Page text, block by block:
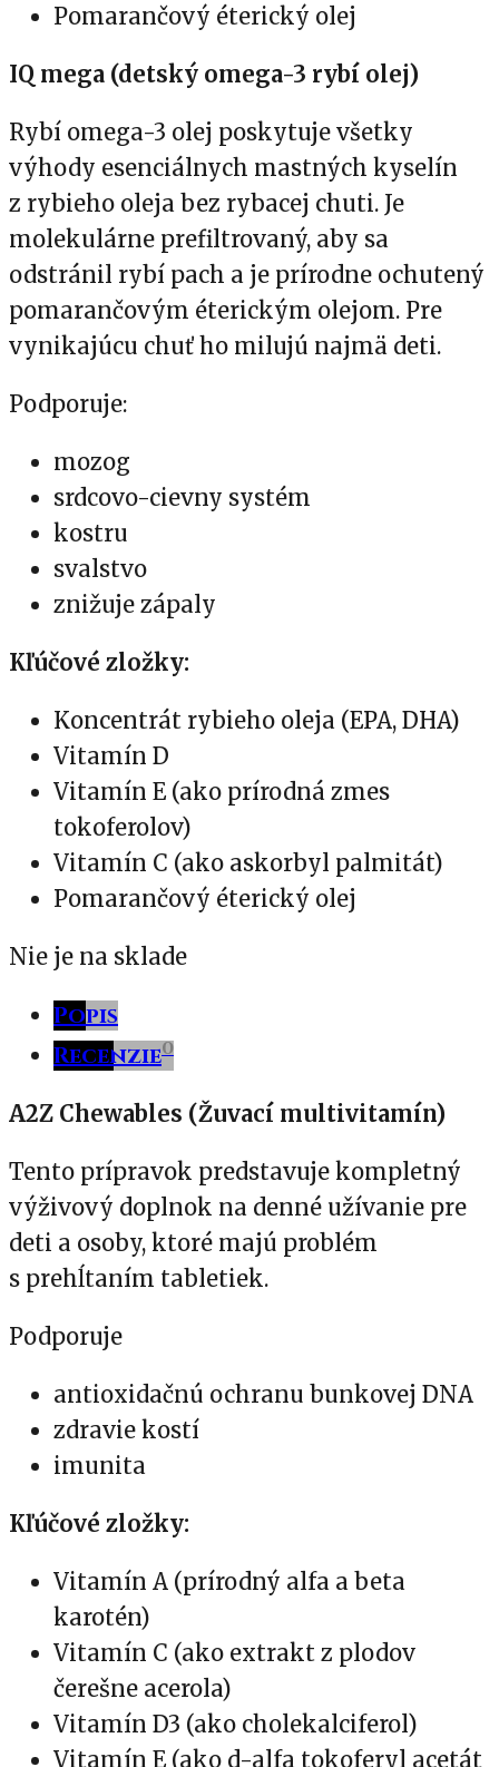
Pomarančový éterický olej
IQ mega (detský omega-3 rybí olej)
Rybí omega-3 olej poskytuje všetky
výhody esenciálnych mastných kyselín
z rybieho oleja bez rybacej chuti. Je
molekulárne prefiltrovaný, aby sa
odstránil rybí pach a je prírodne ochutený
pomarančovým éterickým olejom. Pre
vynikajúcu chuť ho milujú najmä deti.
Podporuje:
mozog
srdcovo-cievny systém
kostru
svalstvo
znižuje zápaly
Kľúčové zložky:
Koncentrát rybieho oleja (EPA, DHA)
Vitamín D
Vitamín E (ako prírodná zmes
tokoferolov)
Vitamín C (ako askorbyl palmitát)
Pomarančový éterický olej
Nie je na sklade
Popis
Recenzie0
A2Z Chewables (Žuvací multivitamín)
Tento prípravok predstavuje kompletný
výživový doplnok na denné užívanie pre
deti a osoby, ktoré majú problém
s prehĺtaním tabletiek.
Podporuje
antioxidačnú ochranu bunkovej DNA
zdravie kostí
imunita
Kľúčové zložky:
Vitamín A (prírodný alfa a beta
karotén)
Vitamín C (ako extrakt z plodov
čerešne acerola)
Vitamín D3 (ako cholekalciferol)
Vitamín E (ako d-alfa tokoferyl acetát